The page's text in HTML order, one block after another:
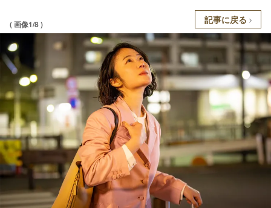
( 画像1/8 ) 記事に戻る